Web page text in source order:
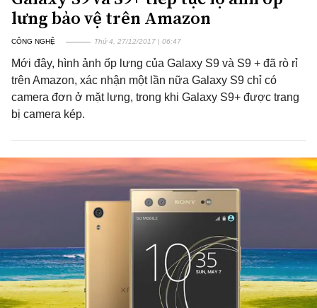
lưng bảo vệ trên Amazon
CÔNG NGHỆ Thứ 4, 27/12/2017 | 06:47
Mới đây, hình ảnh ốp lưng của Galaxy S9 và S9 + đã rò rỉ
trên Amazon, xác nhận một lần nữa Galaxy S9 chỉ có
camera đơn ở mặt lưng, trong khi Galaxy S9+ được trang
bị camera kép.